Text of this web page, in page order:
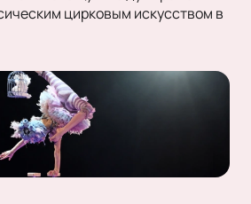
цирковым искусством в